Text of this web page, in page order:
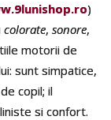
)
colorate, sonore,
motorii de
sunt simpatice,
copil; il
si confort.